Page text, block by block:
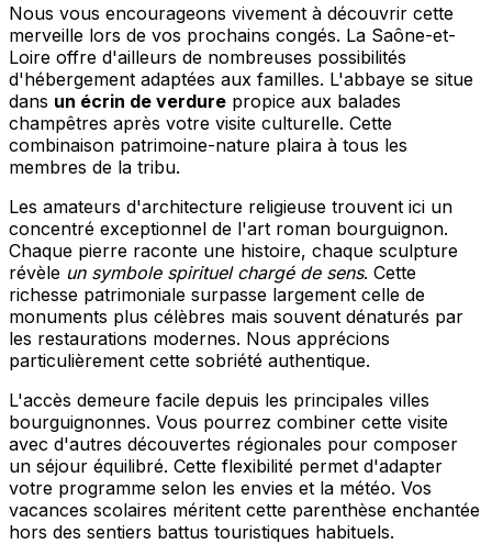
Nous vous encourageons vivement à découvrir cette
merveille lors de vos prochains congés. La Saône-et-
Loire offre d'ailleurs de nombreuses possibilités
d'hébergement adaptées aux familles. L'abbaye se situe
dans un écrin de verdure propice aux balades
champêtres après votre visite culturelle. Cette
combinaison patrimoine-nature plaira à tous les
membres de la tribu.
Les amateurs d'architecture religieuse trouvent ici un
concentré exceptionnel de l'art roman bourguignon.
Chaque pierre raconte une histoire, chaque sculpture
révèle un symbole spirituel chargé de sens. Cette
richesse patrimoniale surpasse largement celle de
monuments plus célèbres mais souvent dénaturés par
les restaurations modernes. Nous apprécions
particulièrement cette sobriété authentique.
L'accès demeure facile depuis les principales villes
bourguignonnes. Vous pourrez combiner cette visite
avec d'autres découvertes régionales pour composer
un séjour équilibré. Cette flexibilité permet d'adapter
votre programme selon les envies et la météo. Vos
vacances scolaires méritent cette parenthèse enchantée
hors des sentiers battus touristiques habituels.